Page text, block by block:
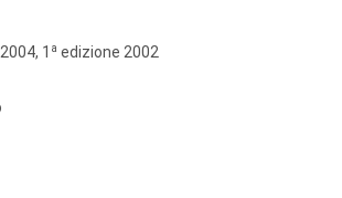
1 a edizione 2002